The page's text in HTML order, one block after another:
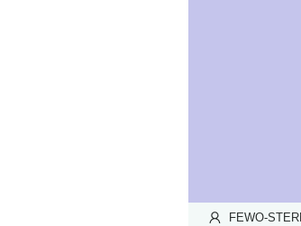
FEWO-